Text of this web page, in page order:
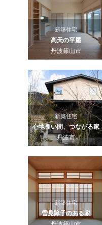
新築住宅
高天の平屋
丹波篠山市
新築住宅
心地良い間、つながる家
丹波市
新築住宅
雪見障子のある家